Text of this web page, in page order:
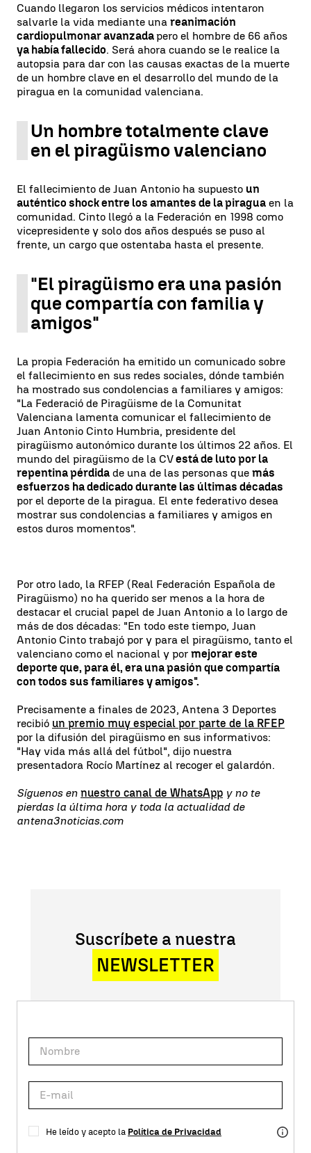
Cuando llegaron los servicios médicos intentaron
salvarle la vida mediante una reanimación
cardiopulmonar avanzadapero el hombre de 66 años
ya había fallecido. Será ahora cuando se le realice la
autopsia para dar con las causas exactas de la muerte
de un hombre clave en el desarrollo del mundo de la
piragua en la comunidad valenciana.
Un hombre totalmente clave
en el piragüismo valenciano
El fallecimiento de Juan Antonio ha supuesto un
auténtico shock entre los amantes de la piragua en la
comunidad. Cinto llegó a la Federación en 1998 como
vicepresidente y solo dos años después se puso al
frente, un cargo que ostentaba hasta el presente.
"El piragüismo era una pasión
que compartía con familia y
amigos"
La propia Federación ha emitido un comunicado sobre
el fallecimiento en sus redes sociales, dónde también
ha mostrado sus condolencias a familiares y amigos:
"La Federació de Piragüisme de la Comunitat
Valenciana lamenta comunicar el fallecimiento de
Juan Antonio Cinto Humbria, presidente del
piragüismo autonómico durante los últimos 22 años. El
mundo del piragüismo de la CVestá de luto por la
repentina pérdida de una de las personas que más
esfuerzos ha dedicado durante las últimas décadas
por el deporte de la piragua. El ente federativo desea
mostrar sus condolencias a familiares y amigos en
estos duros momentos".
Por otro lado, la RFEP (Real Federación Española de
Piragüismo) no ha querido ser menos a la hora de
destacar el crucial papel de Juan Antonio a lo largo de
más de dos décadas: "En todo este tiempo, Juan
Antonio Cinto trabajó por y para el piragüismo, tanto el
valenciano como el nacional y por mejorar este
deporte que, para él, era una pasión que compartía
con todos sus familiares y amigos".
Precisamente a finales de 2023, Antena 3 Deportes
recibió un premio muy especial por parte de la RFEP
por la difusión del piragüismo en sus informativos:
"Hay vida más allá del fútbol", dijo nuestra
presentadora Rocío Martínez al recoger el galardón.
Síguenos en nuestro canal de WhatsApp y no te
pierdas la última hora y toda la actualidad de
antena3noticias.com
Suscríbete a nuestra
NEWSLETTER
He leído y acepto la Política de Privacidad